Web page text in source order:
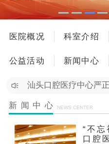
医院概况 科室介绍
公益活动 新闻中心
汕头口腔医疗中心严
客，…
汕头口腔医疗中心
汕头口腔医疗中心
新闻中心 NEWS CENTER
“不忘
口腔